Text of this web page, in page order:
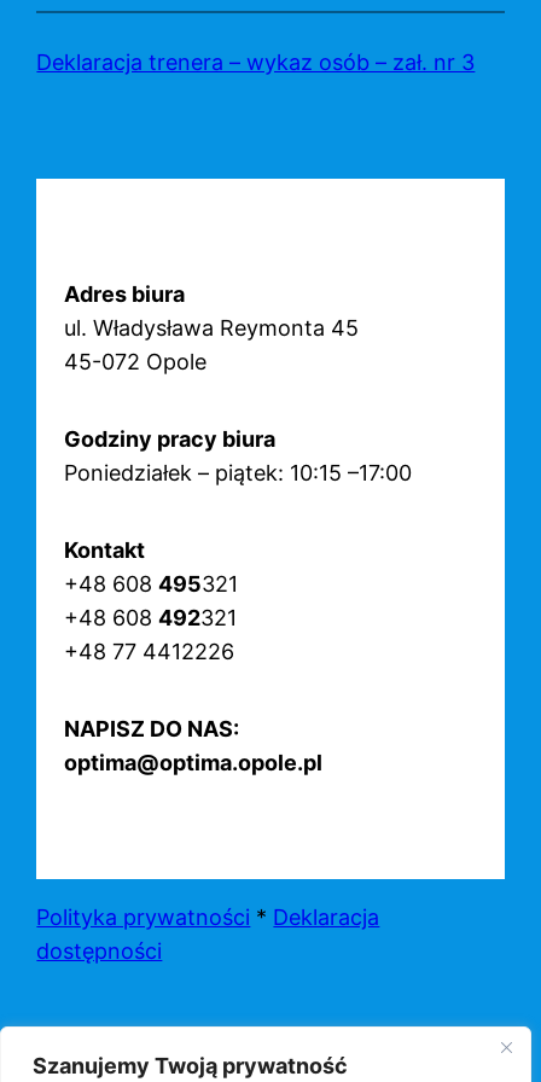
Szanujemy Twoją prywatność
Deklaracja trenera – wykaz osób – zał. nr 3
Adres biura
ul. Władysława Reymonta 45
45-072 Opole
Godziny pracy biura
Poniedziałek – piątek: 10:15 –17:00
Kontakt
+48 608 495321
+48 608 492321
+48 77 4412226
NAPISZ DO NAS:
optima@optima.opole.pl
Polityka prywatności * Deklaracja
dostępności